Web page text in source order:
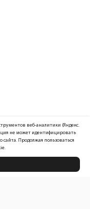
веб-аналитики (Яндекс.
не может идентифицировать
Продолжая пользоваться